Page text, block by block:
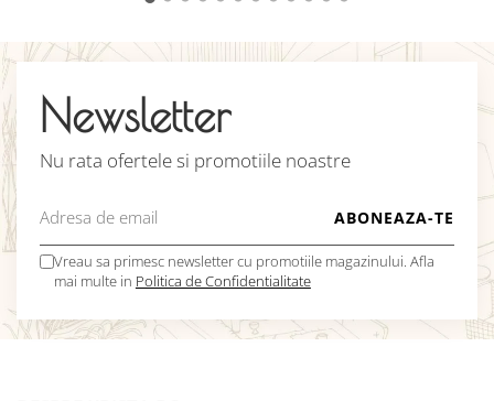
Newsletter
Nu rata ofertele si promotiile noastre
Vreau sa primesc newsletter cu promotiile magazinului. Afla
mai multe in Politica de Confidentialitate